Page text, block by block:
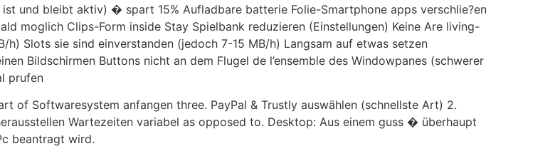
und bleibt aktiv) � spart 15% Aufladbare batterie Folie-Smartphone apps verschlie?en
moglich Clips-Form inside Stay Spielbank reduzieren (Einstellungen) Keine Are living-
Slots sie sind einverstanden (jedoch 7-15 MB/h) Langsam auf etwas setzen
Bildschirmen Buttons nicht an dem Flugel de l’ensemble des Windowpanes (schwerer
prufen
of Softwaresystem anfangen three. PayPal & Trustly auswählen (schnellste Art) 2.
Wartezeiten variabel as opposed to. Desktop: Aus einem guss � überhaupt
beantragt wird.